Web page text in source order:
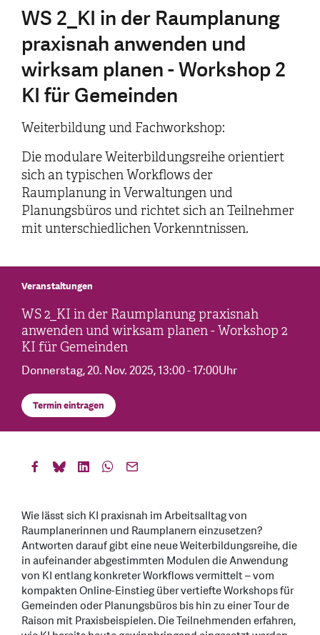
WS 2_KI in der Raumplanung
praxisnah anwenden und
wirksam planen - Workshop 2
KI für Gemeinden
Weiterbildung und Fachworkshop:
Die modulare Weiterbildungsreihe orientiert
sich an typischen Workflows der
Raumplanung in Verwaltungen und
Planungsbüros und richtet sich an Teilnehmer
mit unterschiedlichen Vorkenntnissen.
Veranstaltungen
WS 2_KI in der Raumplanung praxisnah
anwenden und wirksam planen - Workshop 2
KI für Gemeinden
Donnerstag, 20. Nov. 2025, 13:00 - 17:00Uhr
Termin eintragen
Wie lässt sich KI praxisnah im Arbeitsalltag von
Raumplanerinnen und Raumplanern einzusetzen?
Antworten darauf gibt eine neue Weiterbildungsreihe, die
in aufeinander abgestimmten Modulen die Anwendung
von KI entlang konkreter Workflows vermittelt – vom
kompakten Online-Einstieg über vertiefte Workshops für
Gemeinden oder Planungsbüros bis hin zu einer Tour de
Raison mit Praxisbeispielen. Die Teilnehmenden erfahren,